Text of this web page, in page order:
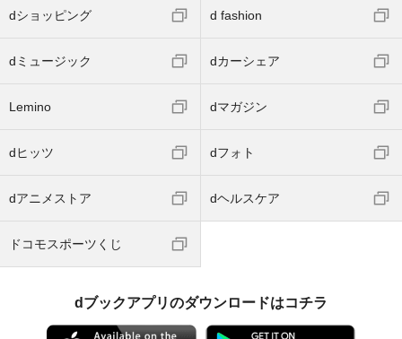
dショッピング d fashion
dミュージック dカーシェア
Lemino dマガジン
dヒッツ dフォト
dアニメストア dヘルスケア
ドコモスポーツくじ
dブックアプリのダウンロードはコチラ